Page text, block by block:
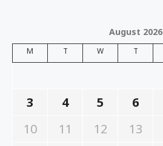
August 2026
M T W T
3
4 5 6
10
11 12 13